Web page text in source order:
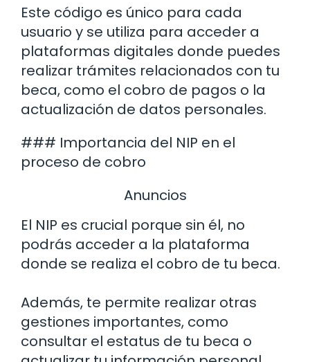
Este código es único para cada
usuario y se utiliza para acceder a
plataformas digitales donde puedes
realizar trámites relacionados con tu
beca, como el cobro de pagos o la
actualización de datos personales.
### Importancia del NIP en el
proceso de cobro
Anuncios
El NIP es crucial porque sin él, no
podrás acceder a la plataforma
donde se realiza el cobro de tu beca.
Además, te permite realizar otras
gestiones importantes, como
consultar el estatus de tu beca o